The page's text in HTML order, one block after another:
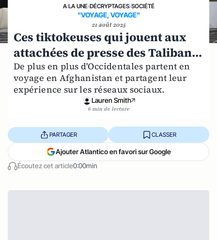
A LA UNE›DÉCRYPTAGES›SOCIÉTÉ
"VOYAGE, VOYAGE"
21 août 2025
Ces tiktokeuses qui jouent aux
attachées de presse des Taliban…
De plus en plus d'Occidentales partent en
voyage en Afghanistan et partagent leur
expérience sur les réseaux sociaux.
Lauren Smith
6 min de lecture
Écoutez cet article0:00min
PARTAGER CLASSER
Ajouter Atlantico en favori sur Google